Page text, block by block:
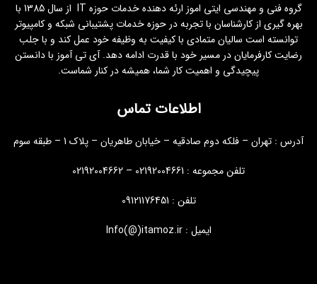
گروه فنی و مهندسی ایتی اموز ارئه دهنده خدمات حوزه IT از سال 1385 با
بهره گیری از کارشناسان با تجربه در حوزه خدمات پشتیبانی شبکه و کامپیوتر
توانسته است سالیان متمادی با کیفیت به وظیفه خود عمل کند و با جلب
رضایت کارفرمایان در مسیر خود با قدرت ادامه دهد. آی تی آموز با دانستن
پیچیدگی و اهمیت کار شما، همیشه در کنار شماست.
اطلاعات تماس
آدرس : تهران – فلکه دوم صادقیه – خیابان طاهریان – پلاک 1 – طبقه سوم
تلفن مجموعه : 02192004661 – 02192004662
تلفن : 09121176451
ایمیل : Info(@)itamoz.ir